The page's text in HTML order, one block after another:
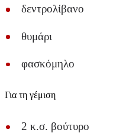
δεντρολίβανο
θυμάρι
φασκόμηλο
Για τη γέμιση
2 κ.σ. βούτυρο